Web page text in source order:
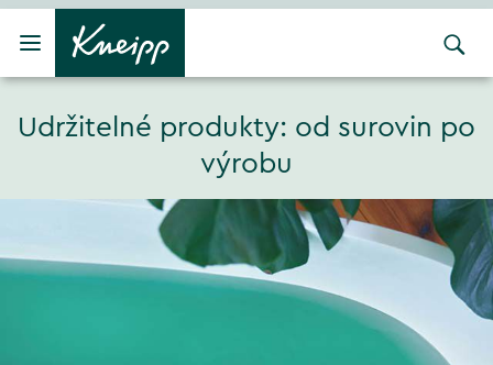
Přejít na hlavní obsah
Přejít na obsah patičky
Udržitelné produkty: od surovin po
výrobu